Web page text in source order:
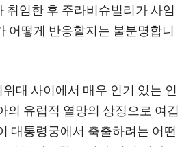
취임한 후 주라비슈빌리가 사임
어떻게 반응할지는 불분명합니
대 사이에서 매우 인기 있는 인
의 유럽적 열망의 상징으로 여깁
대통령궁에서 축출하려는 어떤